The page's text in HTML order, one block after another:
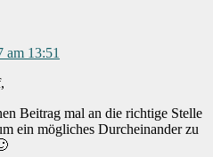
am 13:51
Beitrag mal an die richtige Stelle
ein mögliches Durcheinander zu